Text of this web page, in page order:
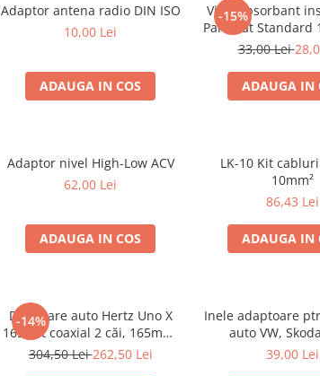
Adaptor antena radio DIN ISO
10,00 Lei
ADAUGA IN COS
-15%
Vibroabsorbant
Paramat Standard
50cm, 1 coala
33,00 Lei
ADAUGA IN
Adaptor nivel High-Low ACV
62,00 Lei
ADAUGA IN COS
LK-10 Kit
10mm²
86,43 Lei
ADAUGA IN
-14%
Difuzoare auto Hertz Uno X
165 set coaxial 2 căi, 165mm,
55W RMS, 4Ω, set 2 difuzoare
304,50 Lei262,50 Lei
Inele adaptoare
auto VW,
39,00 Lei